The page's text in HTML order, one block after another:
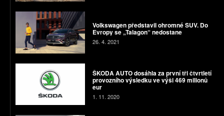
Volkswagen představil ohromné SUV. Do
Evropy se „Talagon“ nedostane
26. 4. 2021
ŠKODA AUTO dosáhla za první tři čtvrtletí
provozního výsledku ve výši 469 milionů
eur
1. 11. 2020